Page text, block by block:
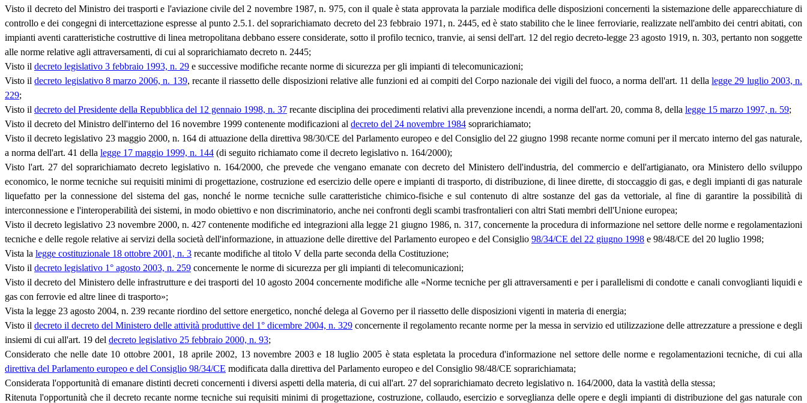
Visto il decreto del Ministro dei trasporti e l'aviazione civile del 2 novembre 1987, n. 975, con il quale è stata approvata la parziale modifica delle disposizioni concernenti la sistemazione delle apparecchiature di
controllo e dei congegni di intercettazione espresse al punto 2.5.1. del soprarichiamato decreto del 23 febbraio 1971, n. 2445, ed è stato stabilito che le linee ferroviarie, realizzate nell'ambito dei centri abitati, con
impianti aventi caratteristiche costruttive di linea metropolitana debbano essere considerate, sotto il profilo tecnico, tranvie, ai sensi dell'art. 12 del regio decreto-legge 23 agosto 1919, n. 303, pertanto non soggette
alle norme relative agli attraversamenti, di cui al soprarichiamato decreto n. 2445;
Visto il decreto legislativo 3 febbraio 1993, n. 29 e successive modifiche recante norme di sicurezza per gli impianti di telecomunicazioni;
Visto ildecreto legislativo 8 marzo 2006, n. 139, recante il riassetto delle disposizioni relative alle funzioni ed ai compiti del Corpo nazionale dei vigili del fuoco, a norma dell'art. 11 dellalegge 29 luglio 2003, n.
229;
Visto il decreto del Presidente della Repubblica del 12 gennaio 1998, n. 37 recante disciplina dei procedimenti relativi alla prevenzione incendi, a norma dell'art. 20, comma 8, della legge 15 marzo 1997, n. 59;
Visto il decreto del Ministro dell'interno del 16 novembre 1999 contenente modificazioni al decreto del 24 novembre 1984 soprarichiamato;
Visto il decreto legislativo 23 maggio 2000, n. 164 di attuazione della direttiva 98/30/CE del Parlamento europeo e del Consiglio del 22 giugno 1998 recante norme comuni per il mercato interno del gas naturale,
a norma dell'art. 41 della legge 17 maggio 1999, n. 144 (di seguito richiamato come il decreto legislativo n. 164/2000);
Visto l'art. 27 del soprarichiamato decreto legislativo n. 164/2000, che prevede che vengano emanate con decreto del Ministero dell'industria, del commercio e dell'artigianato, ora Ministero dello sviluppo
economico, le norme tecniche sui requisiti minimi di progettazione, costruzione ed esercizio delle opere e impianti di trasporto, di distribuzione, di linee dirette, di stoccaggio di gas, e degli impianti di gas naturale
liquefatto per la connessione del sistema del gas, nonché le norme tecniche sulle caratteristiche chimico-fisiche e sul contenuto di altre sostanze del gas da vettoriale, al fine di garantire la possibilità di
interconnessione e l'interoperabilità dei sistemi, in modo obiettivo e non discriminatorio, anche nei confronti degli scambi trasfrontalieri con altri Stati membri dell'Unione europea;
Visto il decreto legislativo 23 novembre 2000, n. 427 contenente modifiche ed integrazioni alla legge 21 giugno 1986, n. 317, concernente la procedura di informazione nel settore delle norme e regolamentazioni
tecniche e delle regole relative ai servizi della società dell'informazione, in attuazione delle direttive del Parlamento europeo e del Consiglio 98/34/CE del 22 giugno 1998 e 98/48/CE del 20 luglio 1998;
Vista la legge costituzionale 18 ottobre 2001, n. 3 recante modifiche al titolo V della parte seconda della Costituzione;
Visto il decreto legislativo 1° agosto 2003, n. 259 concernente le norme di sicurezza per gli impianti di telecomunicazioni;
Visto il decreto del Ministero delle infrastrutture e dei trasporti del 10 agosto 2004 concernente modifiche alle «Norme tecniche per gli attraversamenti e per i parallelismi di condotte e canali convoglianti liquidi e
gas con ferrovie ed altre linee di trasporto»;
Vista la legge 23 agosto 2004, n. 239 recante riordino del settore energetico, nonché delega al Governo per il riassetto delle disposizioni vigenti in materia di energia;
Visto il decreto il decreto del Ministero delle attività produttive del 1° dicembre 2004, n. 329 concernente il regolamento recante norme per la messa in servizio ed utilizzazione delle attrezzature a pressione e degli
insiemi di cui all'art. 19 del decreto legislativo 25 febbraio 2000, n. 93;
Considerato che nelle date 10 ottobre 2001, 18 aprile 2002, 13 novembre 2003 e 18 luglio 2005 è stata espletata la procedura d'informazione nel settore delle norme e regolamentazioni tecniche, di cui alla
direttiva del Parlamento europeo e del Consiglio 98/34/CE modificata dalla direttiva del Parlamento europeo e del Consiglio 98/48/CE soprarichiamata;
Considerata l'opportunità di emanare distinti decreti concernenti i diversi aspetti della materia, di cui all'art. 27 del soprarichiamato decreto legislativo n. 164/2000, data la vastità della stessa;
Ritenuta l'opportunità che il decreto recante norme tecniche sui requisiti minimi di progettazione, costruzione, collaudo, esercizio e sorveglianza delle opere e degli impianti di distribuzione del gas naturale con